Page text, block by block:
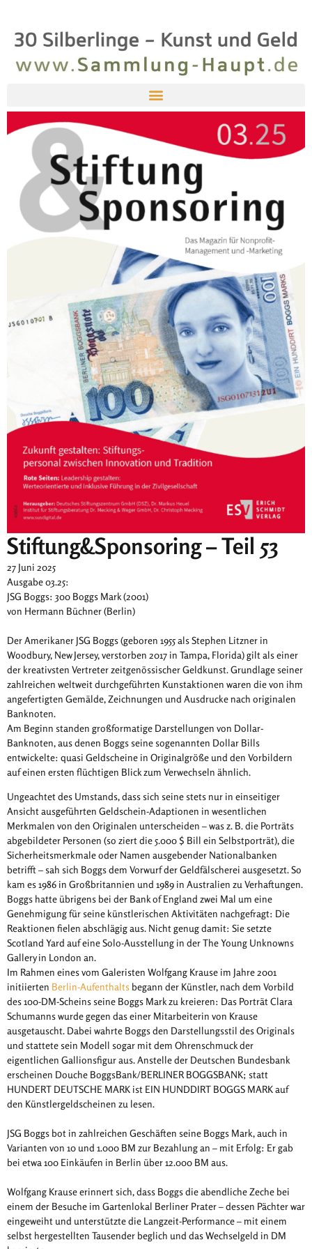
Stiftung&Sponsoring – Teil 53
27 Juni 2025
Ausgabe 03.25:
JSG Boggs: 300 Boggs Mark (2001)
von Hermann Büchner (Berlin)
Der Amerikaner JSG Boggs (geboren 1955 als Stephen Litzner in
Woodbury, New Jersey, verstorben 2017 in Tampa, Florida) gilt als einer
der kreativsten Vertreter zeitgenössischer Geldkunst. Grundlage seiner
zahlreichen weltweit durchgeführten Kunstaktionen waren die von ihm
angefertigten Gemälde, Zeichnungen und Ausdrucke nach originalen
Banknoten.
Am Beginn standen großformatige Darstellungen von Dollar-
Banknoten, aus denen Boggs seine sogenannten Dollar Bills
entwickelte: quasi Geldscheine in Originalgröße und den Vorbildern
auf einen ersten flüchtigen Blick zum Verwechseln ähnlich.
Ungeachtet des Umstands, dass sich seine stets nur in einseitiger
Ansicht ausgeführten Geldschein-Adaptionen in wesentlichen
Merkmalen von den Originalen unterscheiden – was z. B. die Porträts
abgebildeter Personen (so ziert die 5.000 $ Bill ein Selbstporträt), die
Sicherheitsmerkmale oder Namen ausgebender Nationalbanken
betrifft – sah sich Boggs dem Vorwurf der Geldfälscherei ausgesetzt. So
kam es 1986 in Großbritannien und 1989 in Australien zu Verhaftungen.
Boggs hatte übrigens bei der Bank of England zwei Mal um eine
Genehmigung für seine künstlerischen Aktivitäten nachgefragt: Die
Reaktionen fielen abschlägig aus. Nicht genug damit: Sie setzte
Scotland Yard auf eine Solo-Ausstellung in der The Young Unknowns
Gallery in London an.
Im Rahmen eines vom Galeristen Wolfgang Krause im Jahre 2001
initiierten Berlin-Aufenthalts begann der Künstler, nach dem Vorbild
des 100-DM-Scheins seine Boggs Mark zu kreieren: Das Porträt Clara
Schumanns wurde gegen das einer Mitarbeiterin von Krause
ausgetauscht. Dabei wahrte Boggs den Darstellungsstil des Originals
und stattete sein Modell sogar mit dem Ohrenschmuck der
eigentlichen Gallionsfigur aus. Anstelle der Deutschen Bundesbank
erscheinen Douche BoggsBank/BERLINER BOGGSBANK; statt
HUNDERT DEUTSCHE MARK ist EIN HUNDDIRT BOGGS MARK auf
den Künstlergeldscheinen zu lesen.
JSG Boggs bot in zahlreichen Geschäften seine Boggs Mark, auch in
Varianten von 10 und 1.000 BM zur Bezahlung an – mit Erfolg: Er gab
bei etwa 100 Einkäufen in Berlin über 12.000 BM aus.
Wolfgang Krause erinnert sich, dass Boggs die abendliche Zeche bei
einem der Besuche im Gartenlokal Berliner Prater – dessen Pächter war
eingeweiht und unterstützte die Langzeit-Performance – mit einem
selbst hergestellten Tausender beglich und das Wechselgeld in DM